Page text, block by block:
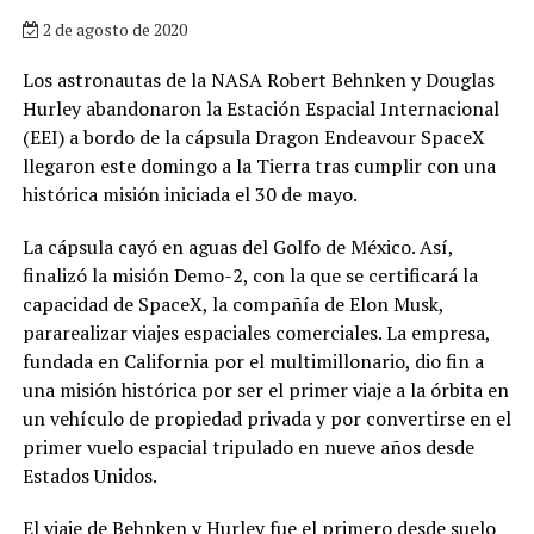
2 de agosto de 2020
Los astronautas de la NASA Robert Behnken y Douglas
Hurley abandonaron la Estación Espacial Internacional
(EEI) a bordo de la cápsula Dragon Endeavour SpaceX
llegaron este domingo a la Tierra tras cumplir con una
histórica misión iniciada el 30 de mayo.
La cápsula cayó en aguas del Golfo de México. Así,
finalizó la misión Demo-2, con la que se certificará la
capacidad de SpaceX, la compañía de Elon Musk,
pararealizar viajes espaciales comerciales. La empresa,
fundada en California por el multimillonario, dio fin a
una misión histórica por ser el primer viaje a la órbita en
un vehículo de propiedad privada y por convertirse en el
primer vuelo espacial tripulado en nueve años desde
Estados Unidos.
El viaje de Behnken y Hurley fue el primero desde suelo